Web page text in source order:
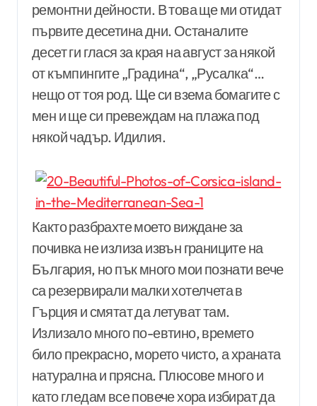
ремонтни дейности. В това ще ми отидат
първите десетина дни. Останалите
десет ги глася за края на август за някой
от къмпингите „Градина“, „Русалка“…
нещо от тоя род. Ще си взема бомагите с
мен и ще си превеждам на плажа под
някой чадър. Идилия.
Както разбрахте моето виждане за
почивка не излиза извън границите на
България, но пък много мои познати вече
са резервирали малки хотелчета в
Гърция и смятат да летуват там.
Излизало много по-евтино, времето
било прекрасно, морето чисто, а храната
натурална и прясна. Плюсове много и
като гледам все повече хора избират да